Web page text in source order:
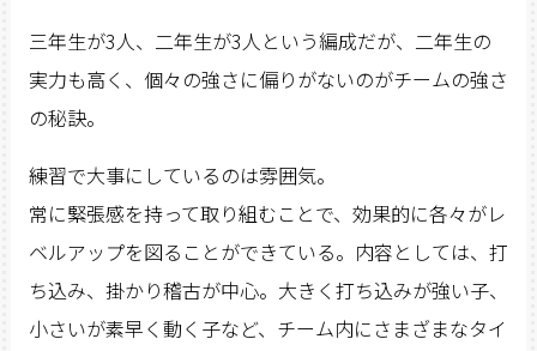
三年生が3人、二年生が3人という編成だが、二年生の
実力も高く、個々の強さに偏りがないのがチームの強さ
の秘訣。
練習で大事にしているのは雰囲気。
常に緊張感を持って取り組むことで、効果的に各々がレ
ベルアップを図ることができている。内容としては、打
ち込み、掛かり稽古が中心。大きく打ち込みが強い子、
小さいが素早く動く子など、チーム内にさまざまなタイ